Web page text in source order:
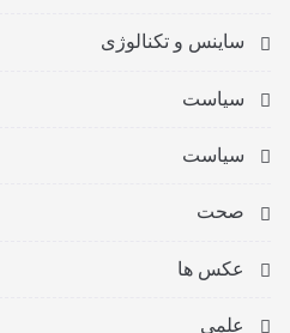
ساینس و تکنالوژی
سیاست
سیاست
صحت
عکس ها
علمی